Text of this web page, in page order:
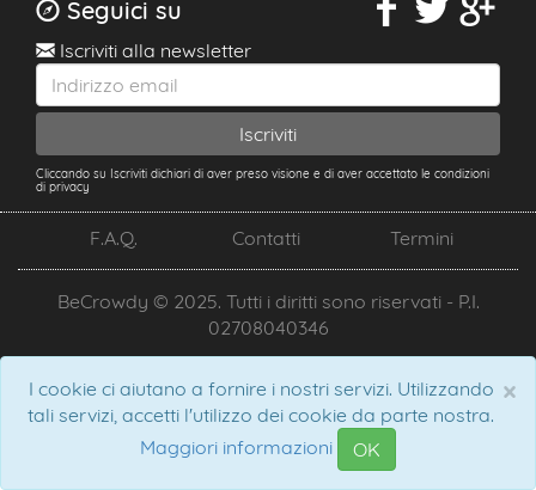
Seguici su
Iscriviti alla newsletter
Cliccando su Iscriviti dichiari di aver preso visione e di aver accettato le condizioni
di privacy
F.A.Q. Contatti Termini
BeCrowdy © 2025. Tutti i diritti sono riservati - P.I.
02708040346
×
I cookie ci aiutano a fornire i nostri servizi. Utilizzando
tali servizi, accetti l'utilizzo dei cookie da parte nostra.
Maggiori informazioni
OK